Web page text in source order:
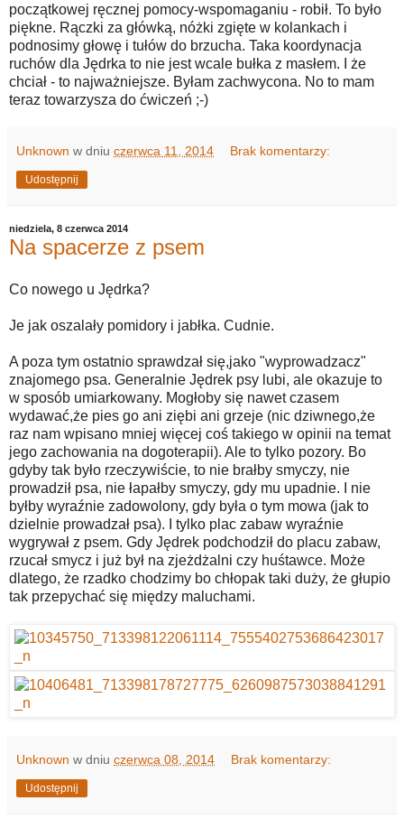
początkowej ręcznej pomocy-wspomaganiu - robił. To było
piękne. Rączki za główką, nóżki zgięte w kolankach i
podnosimy głowę i tułów do brzucha. Taka koordynacja
ruchów dla Jędrka to nie jest wcale bułka z masłem. I że
chciał - to najważniejsze. Byłam zachwycona. No to mam
teraz towarzysza do ćwiczeń ;-)
Unknown w dniu czerwca 11, 2014 Brak komentarzy:
Udostępnij
niedziela, 8 czerwca 2014
Na spacerze z psem
Co nowego u Jędrka?
Je jak oszalały pomidory i jabłka. Cudnie.
A poza tym ostatnio sprawdzał się,jako "wyprowadzacz"
znajomego psa. Generalnie Jędrek psy lubi, ale okazuje to
w sposób umiarkowany. Mogłoby się nawet czasem
wydawać,że pies go ani ziębi ani grzeje (nic dziwnego,że
raz nam wpisano mniej więcej coś takiego w opinii na temat
jego zachowania na dogoterapii). Ale to tylko pozory. Bo
gdyby tak było rzeczywiście, to nie brałby smyczy, nie
prowadził psa, nie łapałby smyczy, gdy mu upadnie. I nie
byłby wyraźnie zadowolony, gdy była o tym mowa (jak to
dzielnie prowadzał psa). I tylko plac zabaw wyraźnie
wygrywał z psem. Gdy Jędrek podchodził do placu zabaw,
rzucał smycz i już był na zjeżdżalni czy huśtawce. Może
dlatego, że rzadko chodzimy bo chłopak taki duży, że głupio
tak przepychać się między maluchami.
Unknown w dniu czerwca 08, 2014 Brak komentarzy:
Udostępnij